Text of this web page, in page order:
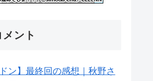
ント
ン】最終回の感想｜秋野さ